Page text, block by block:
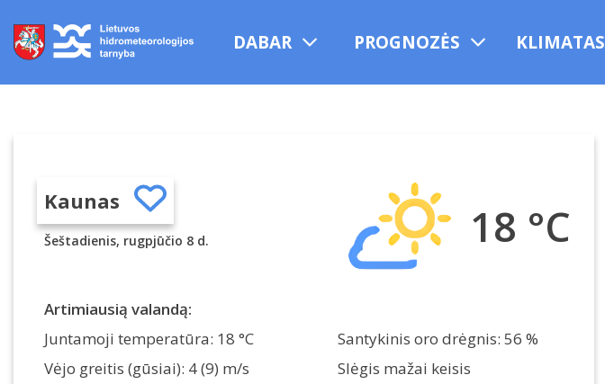
pereiti
turinį
DABAR PROGNOZĖS KLIMATAS
Kaunas
Šeštadienis, rugpjūčio 8 d. 18 °C
Artimiausią valandą:
Juntamoji temperatūra: 18 °C
Vėjo greitis (gūsiai): 4 (9) m/s
Santykinis oro drėgnis: 56 %
Slėgis mažai keisis